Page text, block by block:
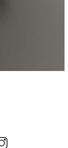
(Otwiera